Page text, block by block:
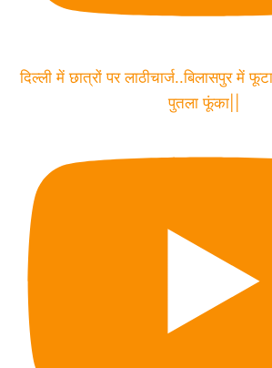
दिल्ली में छात्रों पर लाठीचार्ज..बिलासपुर में
पुतला फूंका||